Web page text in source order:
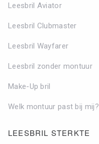
Leesbril Aviator
Leesbril Clubmaster
Leesbril Wayfarer
Leesbril zonder montuur
Make-Up bril
Welk montuur past bij mij?
LEESBRIL STERKTE